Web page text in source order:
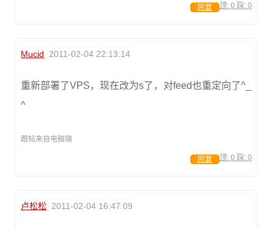
顶: 0 踩: 0
回复
Mucid 2011-02-04 22:13:14
重新部署了VPS，现在改为s了，对feed也重定向了^_
^
跟帖来自电脑端
顶: 0 踩: 0
回复
卢松松 2011-02-04 16:47:09